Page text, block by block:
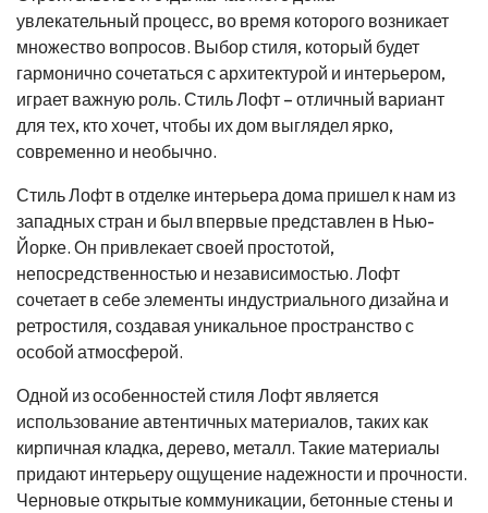
увлекательный процесс, во время которого возникает
множество вопросов. Выбор стиля, который будет
гармонично сочетаться с архитектурой и интерьером,
играет важную роль. Стиль Лофт – отличный вариант
для тех, кто хочет, чтобы их дом выглядел ярко,
современно и необычно.
Стиль Лофт в отделке интерьера дома пришел к нам из
западных стран и был впервые представлен в Нью-
Йорке. Он привлекает своей простотой,
непосредственностью и независимостью. Лофт
сочетает в себе элементы индустриального дизайна и
ретростиля, создавая уникальное пространство с
особой атмосферой.
Одной из особенностей стиля Лофт является
использование автентичных материалов, таких как
кирпичная кладка, дерево, металл. Такие материалы
придают интерьеру ощущение надежности и прочности.
Черновые открытые коммуникации, бетонные стены и